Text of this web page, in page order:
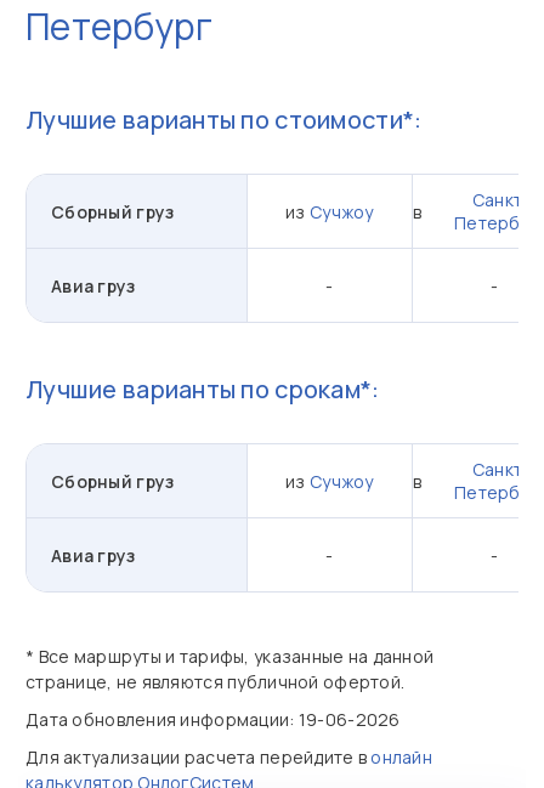
Петербург
Лучшие варианты по стоимости*:
Сборный груз из Сучжоу в
Санкт-
Авиа груз - -
Лучшие варианты по срокам*:
Сборный груз из Сучжоу в
Санкт-
Авиа груз - -
* Все маршруты и тарифы, указанные на данной
странице, не являются публичной офертой.
Дата обновления информации: 19-06-2026
Для актуализации расчета перейдите в онлайн
калькулятор ОнлогСистем